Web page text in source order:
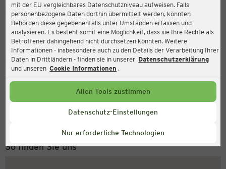
mit der EU vergleichbares Datenschutzniveau aufweisen. Falls
personenbezogene Daten dorthin übermittelt werden, könnten
Behörden diese gegebenenfalls unter Umständen erfassen und
analysieren. Es besteht somit eine Möglichkeit, dass sie Ihre Rechte als
Betroffener dahingehend nicht durchsetzen könnten. Weitere
Informationen - insbesondere auch zu den Details der Verarbeitung Ihrer
Daten in Drittländern - finden sie in unserer Datenschutzerklärung
und unseren Cookie Informationen .
Allen Tools zustimmen
Datenschutz-Einstellungen
Nur erforderliche Technologien
Ernsting's family
Marktplatz 19-20, 40878 Ratingen
Aktuell:
Geschlossen
Service Hotline
+49 (0) 2546 / 98 999 98
So finden Sie uns